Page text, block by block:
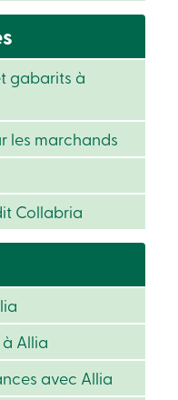
gabarits à
les marchands
Collabria
Allia
avec Allia